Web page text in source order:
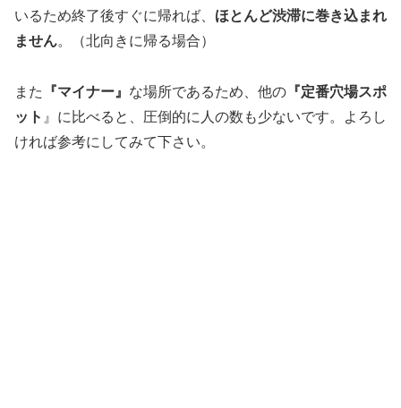
いるため終了後すぐに帰れば、 ほとんど渋滞に巻き込まれ
ません。（北向きに帰る場合）
また 『マイナー』 な場所であるため、他の 『定番穴場スポ
ット 』に比べると、圧倒的に人の数も少ないです。よろし
ければ参考にしてみて下さい。